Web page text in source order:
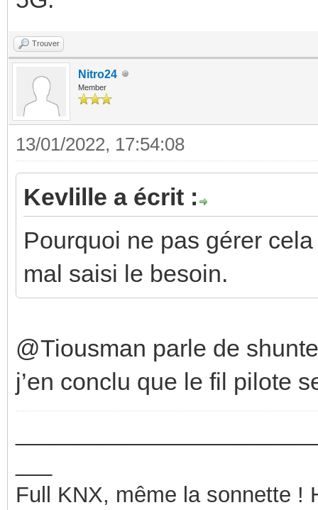
Trouver
Nitro24
Member
13/01/2022, 17:54:08
Kevlille a écrit :
Pourquoi ne pas gérer
mal saisi le besoin.
@Tiousman parle de
j’en conclu que le fil pilote
Full KNX, même la sonnette !